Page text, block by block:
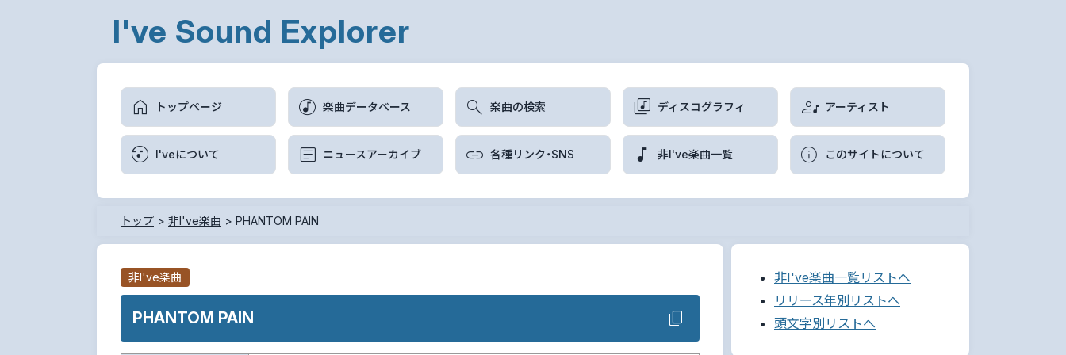
I've Sound Explorer
トップページ 楽曲データベース 楽曲の検索 ディスコグラフィ アーティスト
I'veについて ニュースアーカイブ 各種リンク・SNS 非I've楽曲一覧 このサイトについて
トップ > 非I've楽曲 > PHANTOM PAIN
非I've楽曲
PHANTOM PAIN
非I've楽曲一覧リストへ
リリース年別リストへ
頭文字別リストへ